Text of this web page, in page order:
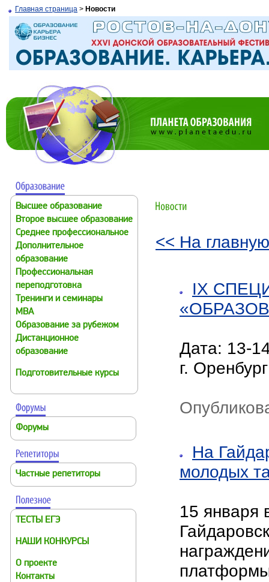
Главная страница > Новости
Высшее образование
Второе высшее образование
Среднее профессиональное
Дополнительное
образование
Профессиональная
переподготовка
Тренинги и семинары
MBA
Образование за рубежом
Дистанционное
образование
Подготовительные курсы
Форумы
Частные репетиторы
ТЕСТЫ ЕГЭ
НАШИ КОНКУРСЫ
О проекте
Контакты
<< На
IX
Дата: 13-
г. Оренбург
На
молодых
15 января